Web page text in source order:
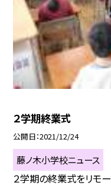
２学期終業式
公開日 2021/12/24
藤ノ木小学校ニュース
２学期の終業式をリモ